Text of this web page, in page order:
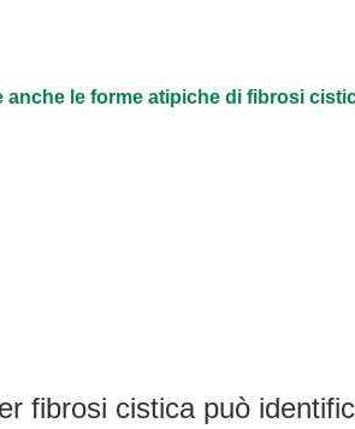
le forme atipiche di fibrosi
fibrosi cistica può